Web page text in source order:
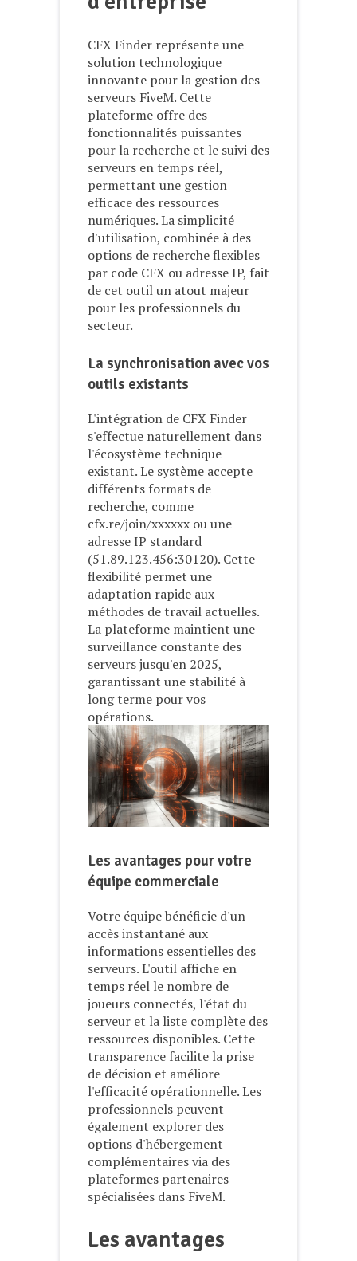
CFX Finder représente une
solution technologique
innovante pour la gestion des
serveurs FiveM. Cette
plateforme offre des
fonctionnalités puissantes
pour la recherche et le suivi des
serveurs en temps réel,
permettant une gestion
efficace des ressources
numériques. La simplicité
d'utilisation, combinée à des
options de recherche flexibles
par code CFX ou adresse IP, fait
de cet outil un atout majeur
pour les professionnels du
secteur.
La synchronisation avec vos
outils existants
L'intégration de CFX Finder
s'effectue naturellement dans
l'écosystème technique
existant. Le système accepte
différents formats de
recherche, comme
cfx.re/join/xxxxxx ou une
adresse IP standard
(51.89.123.456:30120). Cette
flexibilité permet une
adaptation rapide aux
méthodes de travail actuelles.
La plateforme maintient une
surveillance constante des
serveurs jusqu'en 2025,
garantissant une stabilité à
long terme pour vos
opérations.
Les avantages pour votre
équipe commerciale
Votre équipe bénéficie d'un
accès instantané aux
informations essentielles des
serveurs. L'outil affiche en
temps réel le nombre de
joueurs connectés, l'état du
serveur et la liste complète des
ressources disponibles. Cette
transparence facilite la prise
de décision et améliore
l'efficacité opérationnelle. Les
professionnels peuvent
également explorer des
options d'hébergement
complémentaires via des
plateformes partenaires
spécialisées dans FiveM.
Les avantages